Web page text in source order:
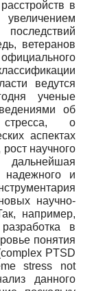
в
ветеранов
ведутся
ученые
об
стресса, о
аспектах
научного
надежного и
научно-
например,
в
понятия
PTSD
stress not
данного